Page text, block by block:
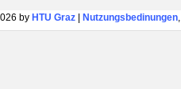
by HTU Graz| Nutzungsbedinungen,